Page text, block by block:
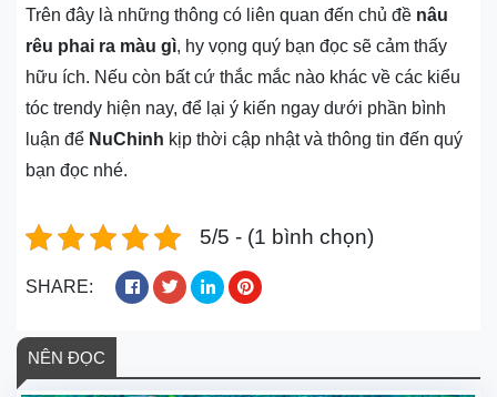
Trên đây là những thông có liên quan đến chủ đề nâu
rêu phai ra màu gì, hy vọng quý bạn đọc sẽ cảm thấy
hữu ích. Nếu còn bất cứ thắc mắc nào khác về các kiểu
tóc trendy hiện nay, để lại ý kiến ngay dưới phần bình
luận để NuChinh kịp thời cập nhật và thông tin đến quý
bạn đọc nhé.
5/5 - (1 bình chọn)
SHARE:
NÊN ĐỌC